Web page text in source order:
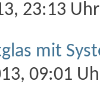
23:13 Uhr
mit
09:01